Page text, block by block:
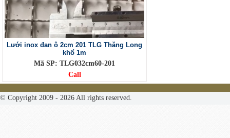
Lưới inox đan ô 2cm 201 TLG Thăng Long
khổ 1m
Mã SP: TLG032cm60-201
Call
© Copyright 2009 - 2026 All rights reserved.